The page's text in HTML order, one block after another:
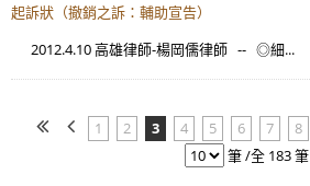
起訴狀（撤銷之訴：輔助宣告）
2012.4.10 高雄律師-楊岡儒律師 -- ◎細...
1 2 3 4 5 6 7 8
筆 /全 183 筆